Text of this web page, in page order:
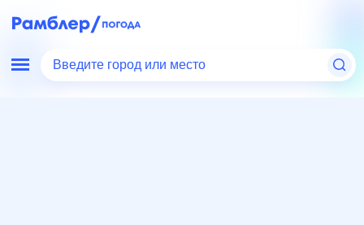
Введите город или место